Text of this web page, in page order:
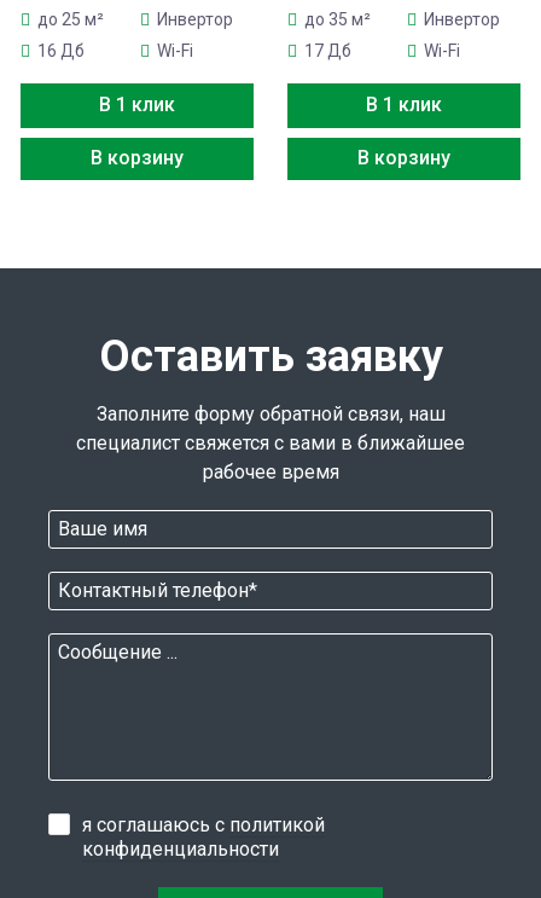
до 25 м²
Инвертор
16 Дб
Wi-Fi
В 1 клик
В корзину
до 35 м²
Инвертор
17 Дб
Wi-Fi
В 1 клик
В корзину
Оставить заявку
Заполните форму обратной связи, наш
специалист свяжется с вами в ближайшее
рабочее время
я соглашаюсь с политикой
конфиденциальности